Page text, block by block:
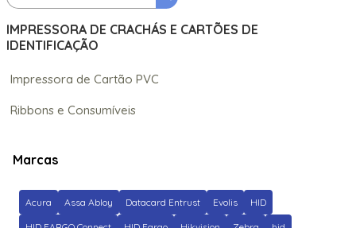
IMPRESSORA DE CRACHÁS E CARTÕES DE
IDENTIFICAÇÃO
Impressora de Cartão PVC
Ribbons e Consumíveis
Marcas
Acura Assa Abloy Datacard Entrust Evolis HID